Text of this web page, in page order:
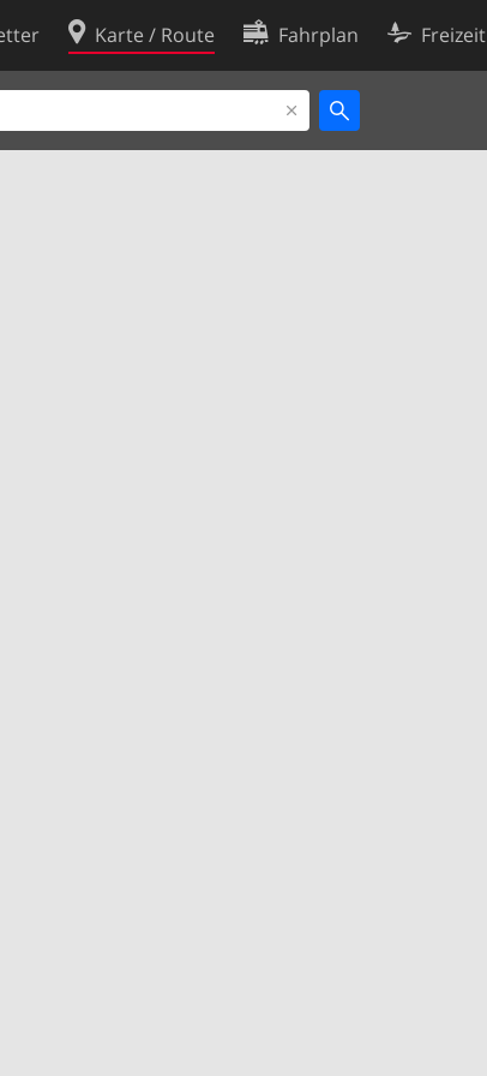
Karte / Route Fahrplan Freizeit
Cookie-Richtlinie
Cookie-Einstellungen